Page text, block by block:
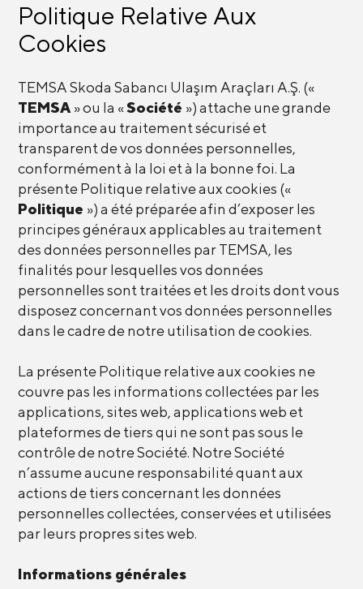
Politique Relative Aux
Cookies
TEMSA Skoda Sabancı Ulaşım Araçları A.Ş. («
TEMSA » ou la «Société ») attache une grande
importance au traitement sécurisé et
transparent de vos données personnelles,
conformément à la loi et à la bonne foi. La
présente Politique relative aux cookies («
Politique ») a été préparée afin d’exposer les
principes généraux applicables au traitement
des données personnelles par TEMSA, les
finalités pour lesquelles vos données
personnelles sont traitées et les droits dont vous
disposez concernant vos données personnelles
dans le cadre de notre utilisation de cookies.
La présente Politique relative aux cookies ne
couvre pas les informations collectées par les
applications, sites web, applications web et
plateformes de tiers qui ne sont pas sous le
contrôle de notre Société. Notre Société
n’assume aucune responsabilité quant aux
actions de tiers concernant les données
personnelles collectées, conservées et utilisées
par leurs propres sites web.
Informations générales